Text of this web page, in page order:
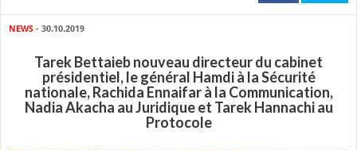
NEWS - 30.10.2019
Tarek Bettaieb nouveau directeur du cabinet
présidentiel, le général Hamdi à la Sécurité
nationale, Rachida Ennaifar à la Communication,
Nadia Akacha au Juridique et Tarek Hannachi au
Protocole